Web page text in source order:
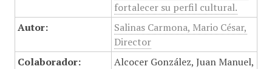
fortalecer su perfil cultural.
Autor:
Salinas Carmona, Mario César,
Director
Colaborador:
Alcocer González, Juan Manuel,